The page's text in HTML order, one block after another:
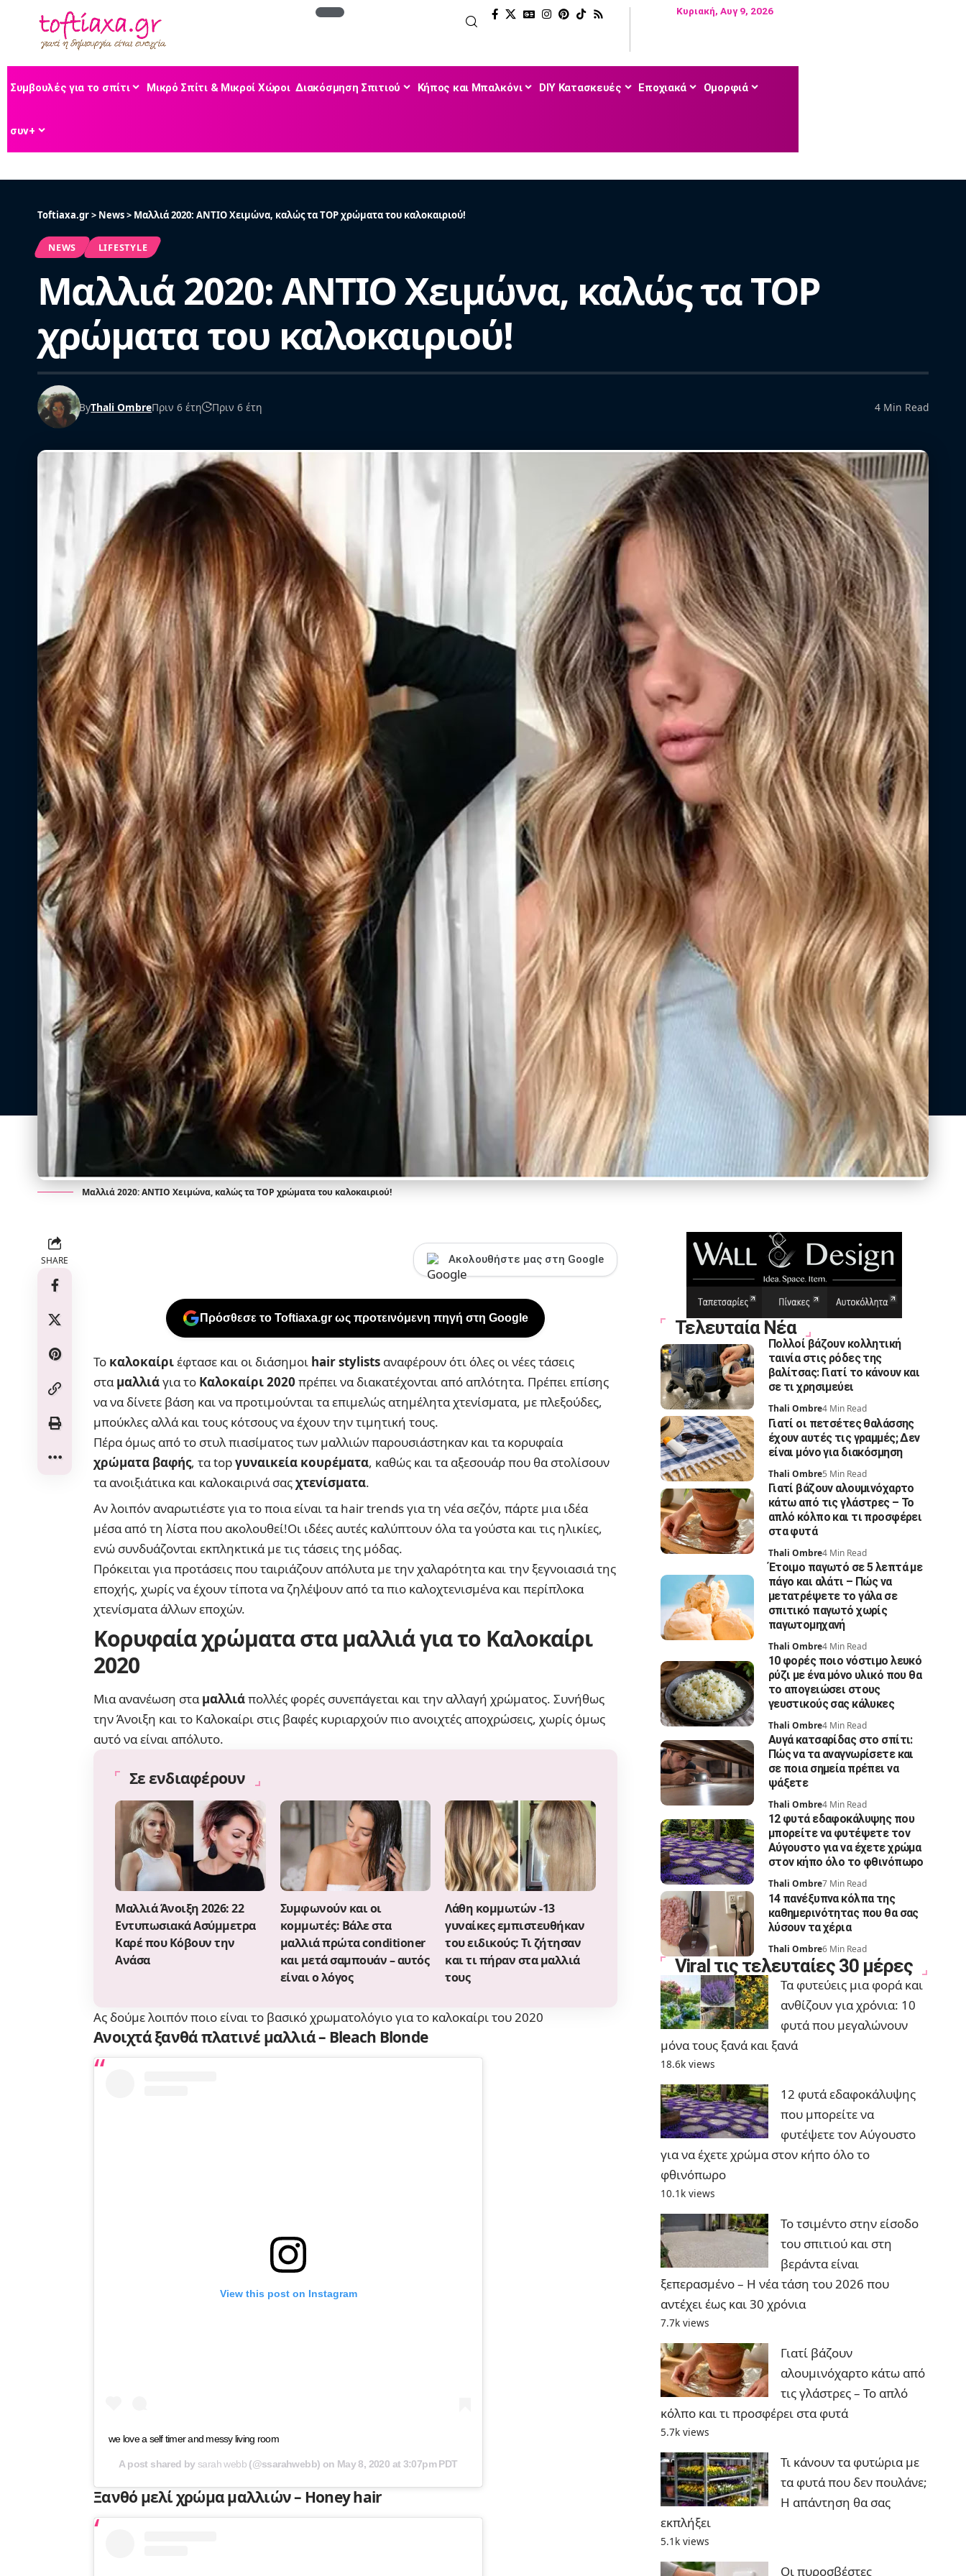
Κυριακή, Αυγ 9, 2026
Συμβουλές για το σπίτι Μικρό Σπίτι & Μικροί Χώροι Διακόσμηση Σπιτιού Κήπος και Μπαλκόνι DIY Κατασκευές Εποχιακά Ομορφιά
συν+
Toftiaxa.gr> News> Μαλλιά 2020: ΑΝΤΙΟ Χειμώνα, καλώς τα TOP χρώματα του καλοκαιριού!
NEWS LIFESTYLE
Μαλλιά 2020: ΑΝΤΙΟ Χειμώνα, καλώς τα TOP
χρώματα του καλοκαιριού!
ByThali OmbreΠριν 6 έτη Πριν 6 έτη 4 Min Read
Μαλλιά 2020: ΑΝΤΙΟ Χειμώνα, καλώς τα TOP χρώματα του καλοκαιριού!
SHARE Ακολουθήστε μας στη Google
Πρόσθεσε το Toftiaxa.gr ως προτεινόμενη πηγή στη Google
Το καλοκαίριέφτασε και οι διάσημοι hair stylists αναφέρουν ότι όλες οι νέες τάσεις
σταμαλλιάγια το Καλοκαίρι 2020 πρέπει να διακατέχονται από απλότητα. Πρέπει επίσης
να να δίνετε βάση και να προτιμούνται τα επιμελώς ατημέλητα χτενίσματα, με πλεξούδες,
μπούκλες αλλά και τους κότσους να έχουν την τιμητική τους.
Πέρα όμως από το στυλ πιασίματος των μαλλιών παρουσιάστηκαν και τα κορυφαία
χρώματα βαφής, τα topγυναικεία κουρέματα, καθώς και τα αξεσουάρ που θα στολίσουν
τα ανοιξιάτικα και καλοκαιρινά σαςχτενίσματα.
Αν λοιπόν αναρωτιέστε για το ποια είναι τα hair trends για τη νέα σεζόν, πάρτε μια ιδέα
μέσα από τη λίστα που ακολουθεί!Οι ιδέες αυτές καλύπτουν όλα τα γούστα και τις ηλικίες,
ενώ συνδυάζονται εκπληκτικά με τις τάσεις της μόδας.
Πρόκειται για προτάσεις που ταιριάζουν απόλυτα με την χαλαρότητα και την ξεγνοιασιά της
εποχής, χωρίς να έχουν τίποτα να ζηλέψουν από τα πιο καλοχτενισμένα και περίπλοκα
χτενίσματα άλλων εποχών.
Κορυφαία χρώματα στα μαλλιά για το Καλοκαίρι
2020
Μια ανανέωση σταμαλλιάπολλές φορές συνεπάγεται και την αλλαγή χρώματος. Συνήθως
την Άνοιξη και το Καλοκαίρι στις βαφές κυριαρχούν πιο ανοιχτές αποχρώσεις, χωρίς όμως
αυτό να είναι απόλυτο.
Σε ενδιαφέρουν
Μαλλιά Άνοιξη 2026: 22
Εντυπωσιακά Ασύμμετρα
Καρέ που Κόβουν την
Ανάσα
Συμφωνούν και οι
κομμωτές: Βάλε στα
μαλλιά πρώτα conditioner
και μετά σαμπουάν – αυτός
είναι ο λόγος
Λάθη κομμωτών -13
γυναίκες εμπιστευθήκαν
του ειδικούς: Τι ζήτησαν
και τι πήραν στα μαλλιά
τους
Ας δούμε λοιπόν ποιο είναι το βασικό χρωματολόγιο για το καλοκαίρι του 2020
Ανοιχτά ξανθά πλατινέ μαλλιά – Bleach Blonde
View this post on Instagram
we love a self timer and messy living room
A post shared by sarah webb(@ssarahwebb) on May 8, 2020 at 3:07pm PDT
Ξανθό μελί χρώμα μαλλιών – Honey hair
Τελευταία Νέα
Πολλοί βάζουν κολλητική
ταινία στις ρόδες της
βαλίτσας: Γιατί το κάνουν και
σε τι χρησιμεύει
Thali Ombre4 Min Read
Γιατί οι πετσέτες θαλάσσης
έχουν αυτές τις γραμμές; Δεν
είναι μόνο για διακόσμηση
Thali Ombre5 Min Read
Γιατί βάζουν αλουμινόχαρτο
κάτω από τις γλάστρες – Το
απλό κόλπο και τι προσφέρει
στα φυτά
Thali Ombre4 Min Read
Έτοιμο παγωτό σε 5 λεπτά με
πάγο και αλάτι – Πώς να
μετατρέψετε το γάλα σε
σπιτικό παγωτό χωρίς
παγωτομηχανή
Thali Ombre4 Min Read
10 φορές ποιο νόστιμο λευκό
ρύζι με ένα μόνο υλικό που θα
το απογειώσει στους
γευστικούς σας κάλυκες
Thali Ombre4 Min Read
Αυγά κατσαρίδας στο σπίτι:
Πώς να τα αναγνωρίσετε και
σε ποια σημεία πρέπει να
ψάξετε
Thali Ombre4 Min Read
12 φυτά εδαφοκάλυψης που
μπορείτε να φυτέψετε τον
Αύγουστο για να έχετε χρώμα
στον κήπο όλο το φθινόπωρο
Thali Ombre7 Min Read
14 πανέξυπνα κόλπα της
καθημερινότητας που θα σας
λύσουν τα χέρια
Thali Ombre6 Min Read
Viral τις τελευταίες 30 μέρες
Τα φυτεύεις μια φορά και
ανθίζουν για χρόνια: 10
φυτά που μεγαλώνουν
μόνα τους ξανά και ξανά
18.6k views
12 φυτά εδαφοκάλυψης
που μπορείτε να
φυτέψετε τον Αύγουστο
για να έχετε χρώμα στον κήπο όλο το
φθινόπωρο
10.1k views
Το τσιμέντο στην είσοδο
του σπιτιού και στη
βεράντα είναι
ξεπερασμένο – Η νέα τάση του 2026 που
αντέχει έως και 30 χρόνια
7.7k views
Γιατί βάζουν
αλουμινόχαρτο κάτω από
τις γλάστρες – Το απλό
κόλπο και τι προσφέρει στα φυτά
5.7k views
Τι κάνουν τα φυτώρια με
τα φυτά που δεν πουλάνε;
Η απάντηση θα σας
εκπλήξει
5.1k views
Οι πυροσβέστες